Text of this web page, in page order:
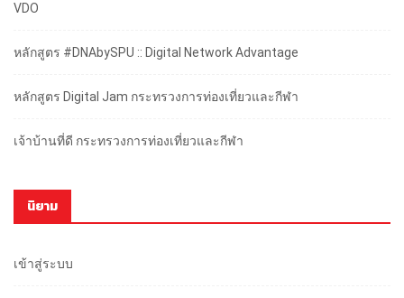
VDO
หลักสูตร #DNAbySPU :: Digital Network Advantage
หลักสูตร Digital Jam กระทรวงการท่องเที่ยวและกีฬา
เจ้าบ้านที่ดี กระทรวงการท่องเที่ยวและกีฬา
นิยาม
เข้าสู่ระบบ